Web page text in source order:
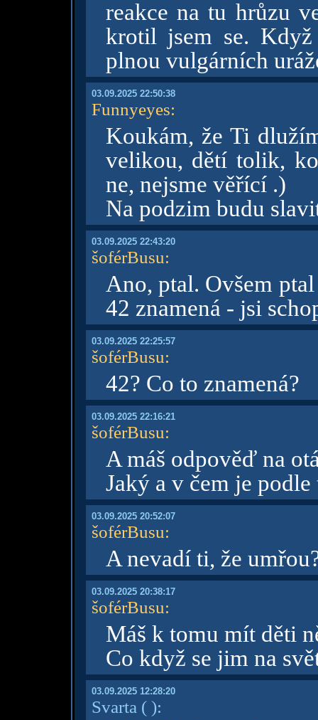
reakce na tu hrůzu
krotil jsem se.
plnou vulgárních
03.09.2025 22:50:38
Funnyeyes:
Koukám, že Ti
velikou, dětí tolik,
ne, nejsme věřící .)
Na podzim budu
03.09.2025 22:43:20
šoférBusu:
Ano, ptal. Ovšem
42 znamená - jsi
03.09.2025 22:25:57
šoférBusu:
42? Co to znamená?
03.09.2025 22:16:21
šoférBusu:
A máš odpověď na
Jaký a v čem je
03.09.2025 20:52:07
šoférBusu:
A nevadí ti, že
03.09.2025 20:38:17
šoférBusu:
Máš k tomu mít děti
Co když se jim na
03.09.2025 12:28:20
Svarta ( ):